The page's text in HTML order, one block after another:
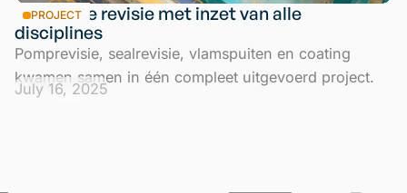
PROJECT
Complete revisie met inzet van alle
disciplines
Pomprevisie, sealrevisie, vlamspuiten en coating
kwamen samen in één compleet uitgevoerd project.
July 16, 2025